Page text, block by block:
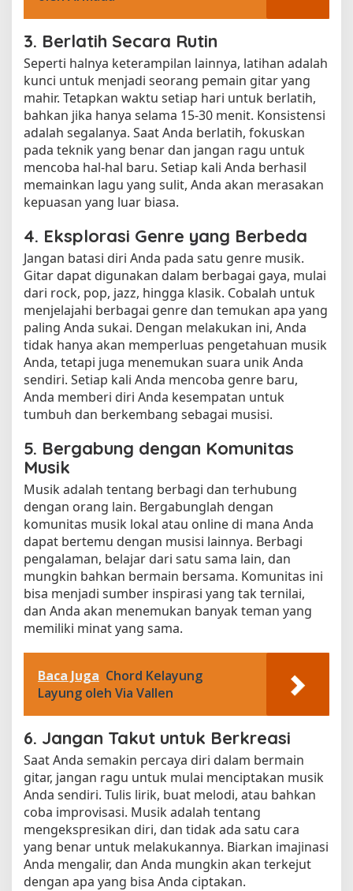
3. Berlatih Secara Rutin
Seperti halnya keterampilan lainnya, latihan adalah
kunci untuk menjadi seorang pemain gitar yang
mahir. Tetapkan waktu setiap hari untuk berlatih,
bahkan jika hanya selama 15-30 menit. Konsistensi
adalah segalanya. Saat Anda berlatih, fokuskan
pada teknik yang benar dan jangan ragu untuk
mencoba hal-hal baru. Setiap kali Anda berhasil
memainkan lagu yang sulit, Anda akan merasakan
kepuasan yang luar biasa.
4. Eksplorasi Genre yang Berbeda
Jangan batasi diri Anda pada satu genre musik.
Gitar dapat digunakan dalam berbagai gaya, mulai
dari rock, pop, jazz, hingga klasik. Cobalah untuk
menjelajahi berbagai genre dan temukan apa yang
paling Anda sukai. Dengan melakukan ini, Anda
tidak hanya akan memperluas pengetahuan musik
Anda, tetapi juga menemukan suara unik Anda
sendiri. Setiap kali Anda mencoba genre baru,
Anda memberi diri Anda kesempatan untuk
tumbuh dan berkembang sebagai musisi.
5. Bergabung dengan Komunitas
Musik
Musik adalah tentang berbagi dan terhubung
dengan orang lain. Bergabunglah dengan
komunitas musik lokal atau online di mana Anda
dapat bertemu dengan musisi lainnya. Berbagi
pengalaman, belajar dari satu sama lain, dan
mungkin bahkan bermain bersama. Komunitas ini
bisa menjadi sumber inspirasi yang tak ternilai,
dan Anda akan menemukan banyak teman yang
memiliki minat yang sama.
Baca Juga Chord Kelayung
Layung oleh Via Vallen
6. Jangan Takut untuk Berkreasi
Saat Anda semakin percaya diri dalam bermain
gitar, jangan ragu untuk mulai menciptakan musik
Anda sendiri. Tulis lirik, buat melodi, atau bahkan
coba improvisasi. Musik adalah tentang
mengekspresikan diri, dan tidak ada satu cara
yang benar untuk melakukannya. Biarkan imajinasi
Anda mengalir, dan Anda mungkin akan terkejut
dengan apa yang bisa Anda ciptakan.